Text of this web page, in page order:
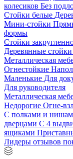
колесиков Без
Стойки белые
Мини-стойки
формы
Стойки
Деревянные стойки
Металлическая
Огнестойкие
Маленькие Для
Для руководителя
Металлическая
Недорогие Огне-
С полками и
дверцами С 4
ящиками
Лидеры отзывов